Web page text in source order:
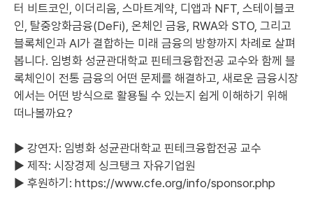
터 비트코인, 이더리움, 스마트계약, 디앱과 NFT, 스테이블코
인, 탈중앙화금융(DeFi), 온체인 금융, RWA와 STO, 그리고
블록체인과 AI가 결합하는 미래 금융의 방향까지 차례로 살펴
봅니다. 임병화 성균관대학교 핀테크융합전공 교수와 함께 블
록체인이 전통 금융의 어떤 문제를 해결하고, 새로운 금융시장
에서는 어떤 방식으로 활용될 수 있는지 쉽게 이해하기 위해
떠나볼까요?
▶ 강연자: 임병화 성균관대학교 핀테크융합전공 교수
▶ 제작: 시장경제 싱크탱크 자유기업원
▶ 후원하기: https://www.cfe.org/info/sponsor.php